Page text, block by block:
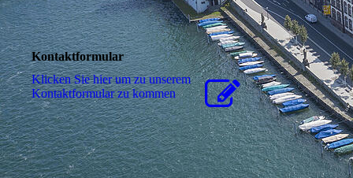
Kontaktformular
Klicken Sie hier um zu unserem
Kon­takt­for­mu­lar zu kommen